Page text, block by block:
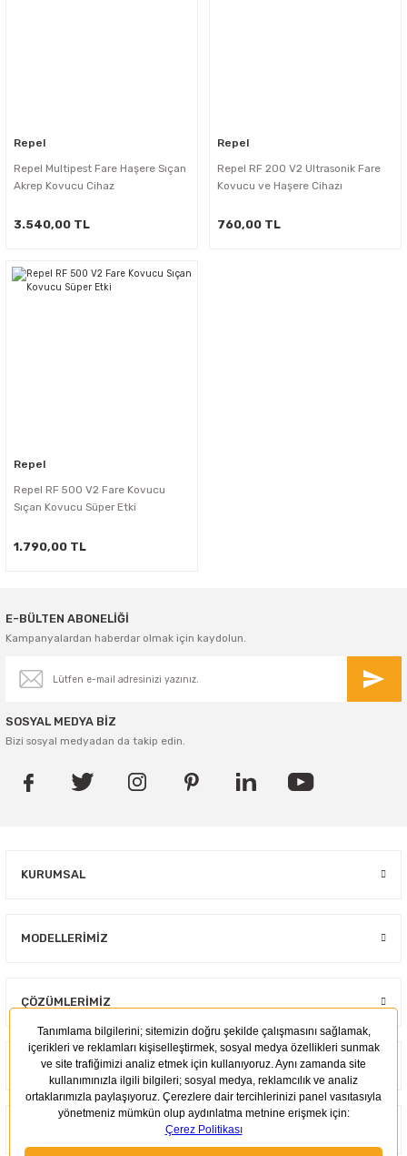
Repel
Repel Multipest Fare Haşere Sıçan
Akrep Kovucu Cihaz
3.540,00 TL
Repel
Repel RF 200 V2 Ultrasonik Fare
Kovucu ve Haşere Cihazı
760,00 TL
Repel
Repel RF 500 V2 Fare Kovucu
Sıçan Kovucu Süper Etki
1.790,00 TL
E-BÜLTEN ABONELİĞİ
Kampanyalardan haberdar olmak için kaydolun.
SOSYAL MEDYA BİZ
Bizi sosyal medyadan da takip edin.
KURUMSAL
MODELLERIMIZ
ÇÖZÜMLERIMIZ
KULLANIM ALANLARI